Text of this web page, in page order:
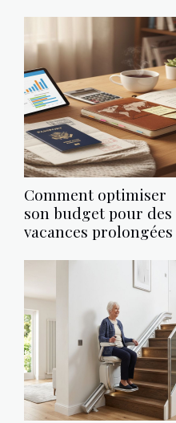
Comment optimiser
son budget pour des
vacances prolongées